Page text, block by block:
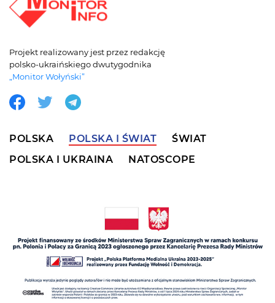
Projekt realizowany jest przez redakcję
polsko-ukraińskiego dwutygodnika
„Monitor Wołyński”
POLSKA POLSKA I ŚWIAT
ŚWIAT
POLSKA I UKRAINA
NATOSCOPE